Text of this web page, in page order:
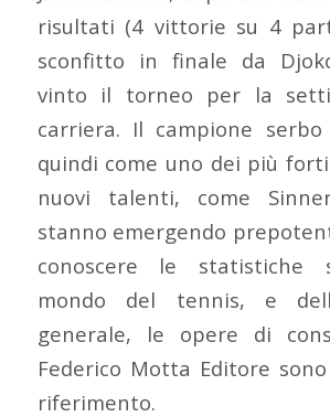
risultati (4 vittorie su 4
sconfitto in finale da
vinto il torneo per la
carriera. Il campione
quindi come uno dei più
nuovi talenti, come
stanno emergendo
conoscere le statistiche
mondo del tennis, e
generale, le opere di
Federico Motta Editore
riferimento.